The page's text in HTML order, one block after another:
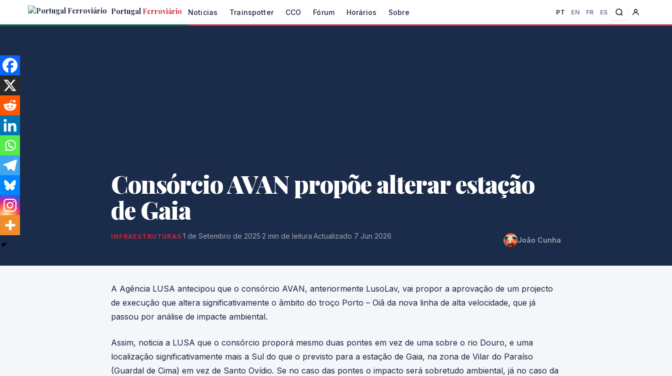
Portugal Ferroviário Noticias Trainspotter CCO Fórum Horários Sobre PT EN FR ES
Consórcio AVAN propõe alterar estação
de Gaia
INFRAESTRUTURAS·1 de Setembro de 2025·2 min de leitura·Actualizado 7 Jun 2026 João Cunha
A Agência LUSA antecipou que o consórcio AVAN, anteriormente LusoLav, vai propor a aprovação de um projecto
de execução que altera significativamente o âmbito do troço Porto – Oiã da nova linha de alta velocidade, que já
passou por análise de impacte ambiental.
Assim, noticia a LUSA que o consórcio proporá mesmo duas pontes em vez de uma sobre o rio Douro, e uma
localização significativamente mais a Sul do que o previsto para a estação de Gaia, na zona de Vilar do Paraíso
(Guardal de Cima) em vez de Santo Ovídio. Se no caso das pontes o impacto será sobretudo ambiental, já no caso da